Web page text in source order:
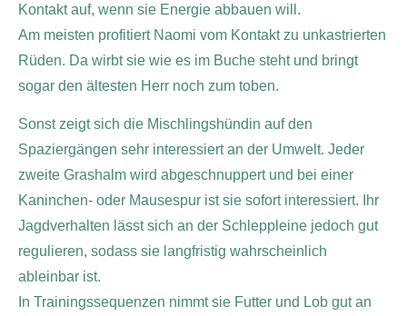
Kontakt auf, wenn sie Energie abbauen will.
Am meisten profitiert Naomi vom Kontakt zu unkastrierten
Rüden. Da wirbt sie wie es im Buche steht und bringt
sogar den ältesten Herr noch zum toben.
Sonst zeigt sich die Mischlingshündin auf den
Spaziergängen sehr interessiert an der Umwelt. Jeder
zweite Grashalm wird abgeschnuppert und bei einer
Kaninchen- oder Mausespur ist sie sofort interessiert. Ihr
Jagdverhalten lässt sich an der Schleppleine jedoch gut
regulieren, sodass sie langfristig wahrscheinlich
ableinbar ist.
In Trainingssequenzen nimmt sie Futter und Lob gut an